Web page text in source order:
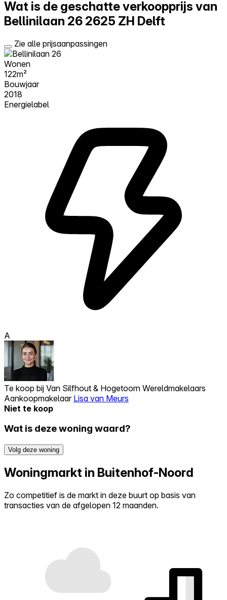
Wat is de geschatte verkoopprijs van
Bellinilaan 26 2625 ZH Delft
Zie alle prijsaanpassingen
Wonen
122m²
Bouwjaar
2018
Energielabel
A
Te koop bij Van Silfhout & Hogetoorn Wereldmakelaars
Aankoopmakelaar Lisa van Meurs
Niet te koop
Wat is deze woning waard?
Volg deze woning
Woningmarkt in Buitenhof-Noord
Zo competitief is de markt in deze buurt op basis van
transacties van de afgelopen 12 maanden.